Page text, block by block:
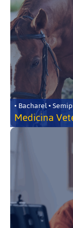
• Bacharel •
Medicina